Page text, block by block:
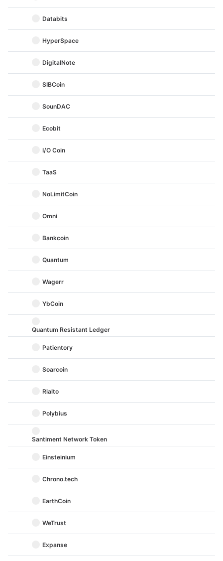
Databits
HyperSpace
DigitalNote
SIBCoin
SounDAC
Ecobit
I/O Coin
TaaS
NoLimitCoin
Omni
Bankcoin
Quantum
Wagerr
YbCoin
Quantum Resistant Ledger
Patientory
Soarcoin
Rialto
Polybius
Santiment Network Token
Einsteinium
Chrono.tech
EarthCoin
WeTrust
Expanse